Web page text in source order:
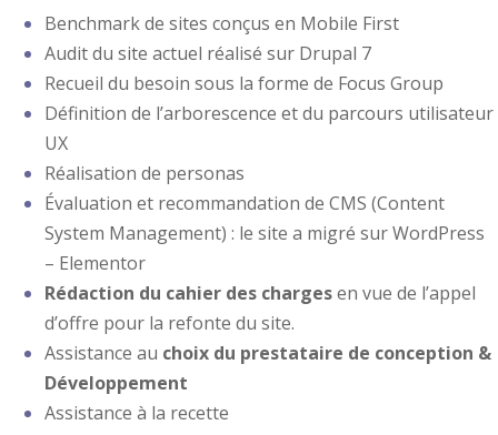
Benchmark de sites conçus en Mobile First
Audit du site actuel réalisé sur Drupal 7
Recueil du besoin sous la forme de Focus Group
Définition de l’arborescence et du parcours utilisateur
UX
Réalisation de personas
Évaluation et recommandation de CMS (Content
System Management) : le site a migré sur WordPress
– Elementor
Rédaction du cahier des chargesen vue de l’appel
d’offre pour la refonte du site.
Assistance au choix du prestataire de conception &
Développement
Assistance à la recette